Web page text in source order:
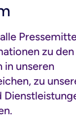
zu den
in unseren
zu